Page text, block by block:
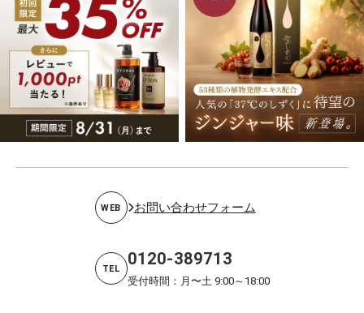
WEB お問い合わせフォーム
TEL 0120-389713
受付時間：月〜土 9:00～18:00